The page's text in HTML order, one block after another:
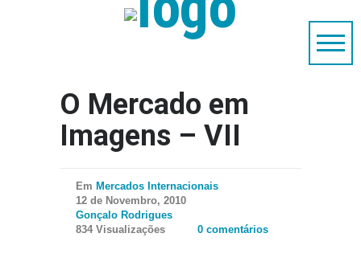
O Mercado em
Imagens – VII
Em Mercados Internacionais
12 de Novembro, 2010
Gonçalo Rodrigues
834 Visualizações
0 comentários